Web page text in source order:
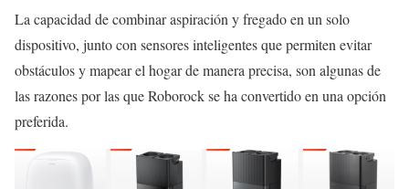
La capacidad de combinar aspiración y fregado en un solo
dispositivo, junto con sensores inteligentes que permiten evitar
obstáculos y mapear el hogar de manera precisa, son algunas de
las razones por las que Roborock se ha convertido en una opción
preferida.